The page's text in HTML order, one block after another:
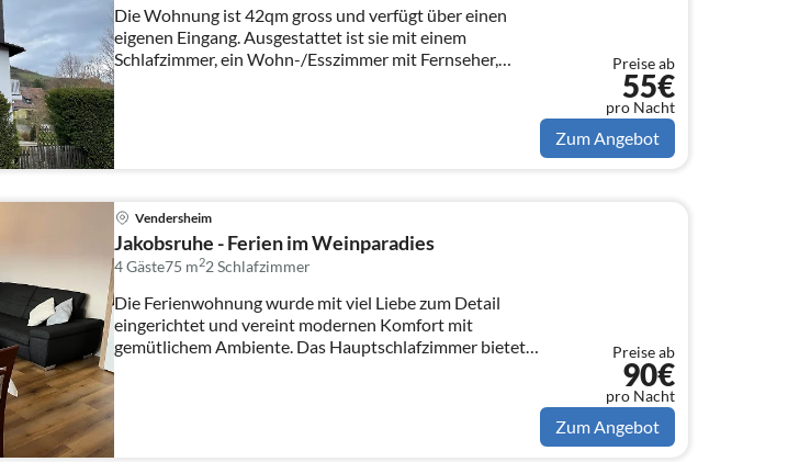
Die Wohnung ist 42qm gross und verfügt über einen
eigenen Eingang. Ausgestattet ist sie mit einem
Schlafzimmer, ein Wohn-/Esszimmer mit Fernseher,
Preise ab
55€
pro Nacht
Zum Angebot
Vendersheim
Jakobsruhe - Ferien im Weinparadies
4 Gäste75 m22Schlafzimmer
Die Ferienwohnung wurde mit viel Liebe zum Detail
eingerichtet und vereint modernen Komfort mit
gemütlichem Ambiente. Das Hauptschlafzimmer bietet
Preise ab
90€
pro Nacht
Zum Angebot